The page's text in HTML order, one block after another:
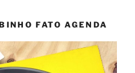
FATO AGENDA